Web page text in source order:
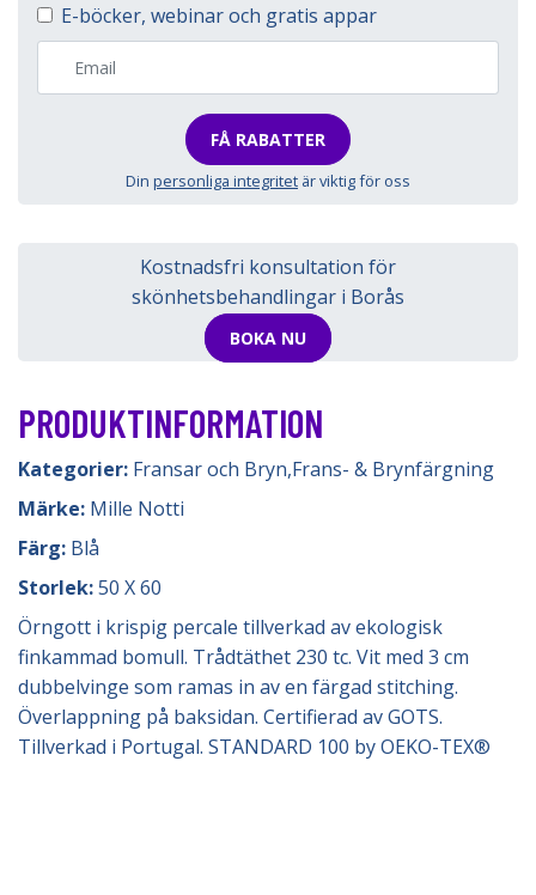
E-böcker, webinar och gratis appar
FÅ RABATTER
Din personliga integritet är viktig för oss
Kostnadsfri konsultation för
skönhetsbehandlingar i Borås
BOKA NU
PRODUKTINFORMATION
Kategorier: Fransar och Bryn,Frans- & Brynfärgning
Märke: Mille Notti
Färg: Blå
Storlek:50 X 60
Örngott i krispig percale tillverkad av ekologisk
finkammad bomull. Trådtäthet 230 tc. Vit med 3 cm
dubbelvinge som ramas in av en färgad stitching.
Överlappning på baksidan. Certifierad av GOTS.
Tillverkad i Portugal. STANDARD 100 by OEKO-TEX®